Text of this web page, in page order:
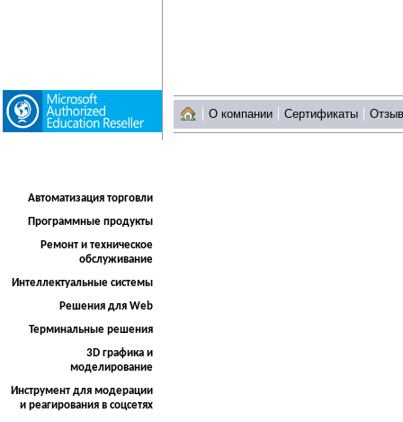
Автоматизация торговли
Программные продукты
Ремонт и техническое
обслуживание
Интеллектуальные системы
Решения для Web
Терминальные решения
3D графика и
моделирование
Инструмент для модерации
и реагирования в соцсетях
О компании Сертификаты